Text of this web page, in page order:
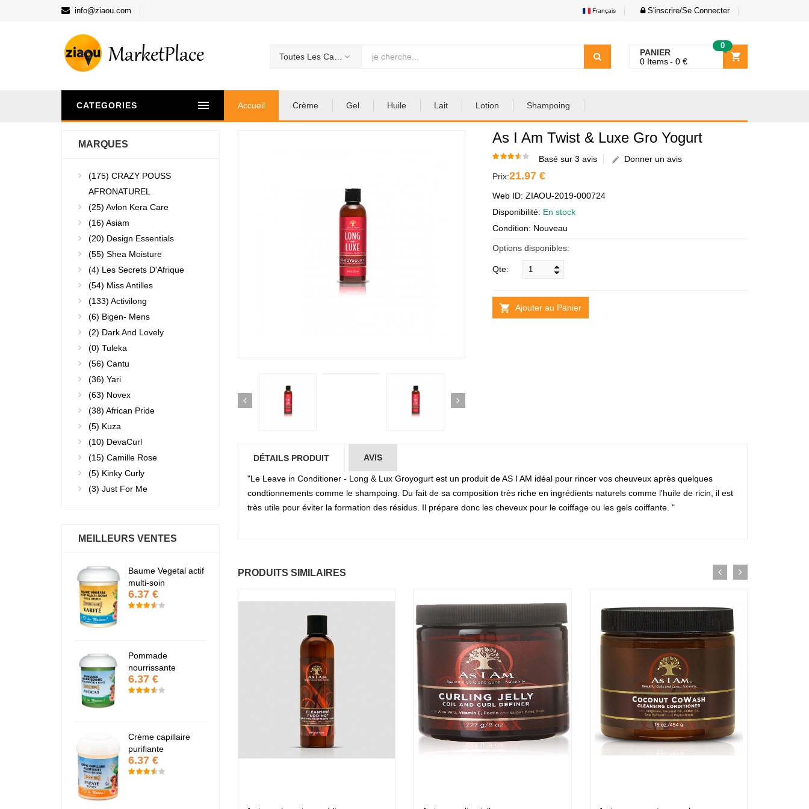
info@ziaou.com Français S'inscrire/Se Connecter
PANIER
0
0 Items 0 €
CATEGORIES Accueil Crème Gel Huile Lait Lotion Shampoing
As I Am Twist & Luxe Gro Yogurt
Basé sur 3 avis
Donner un avis
Prix:21.97 €
Web ID: ZIAOU-2019-000724
Disponibilité: En stock
Condition: Nouveau
Options disponibles:
Qte:
Ajouter au Panier
DÉTAILS PRODUIT AVIS
"Le Leave in Conditioner - Long & Lux Groyogurt est un produit de AS I AM idéal pour rincer vos cheuveux après quelques
condtionnements comme le shampoing. Du fait de sa composition très riche en ingrédients naturels comme l'huile de ricin, il est
très utile pour éviter la formation des résidus. Il prépare donc les cheveux pour le coiffage ou les gels coiffante. "
PRODUITS SIMILAIRES
MARQUES
(175) CRAZY POUSS
AFRONATUREL
(25) Avlon Kera Care
(16) Asiam
(20) Design Essentials
(55) Shea Moisture
(4) Les Secrets D'Afrique
(54) Miss Antilles
(133) Activilong
(6) Bigen- Mens
(2) Dark And Lovely
(0) Tuleka
(56) Cantu
(36) Yari
(63) Novex
(38) African Pride
(5) Kuza
(10) DevaCurl
(15) Camille Rose
(5) Kinky Curly
(3) Just For Me
MEILLEURS VENTES
Baume Vegetal actif
multi-soin
6.37 €
Pommade
nourrissante
6.37 €
Crème capillaire
purifiante
6.37 €
Fantastic Hair
Pommade
6.37 €
Crème capillaire
6.37 €